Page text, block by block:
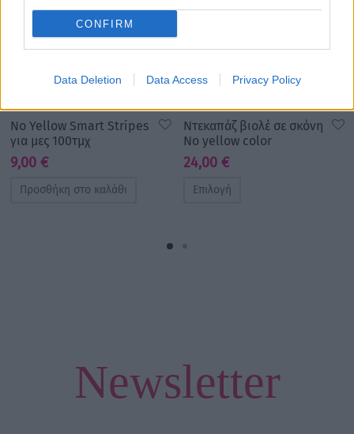
CONFIRM
Data Deletion Data Access Privacy Policy
No Yellow Smart Stripes
για μες 100τμχ
9,00 €
Προσθήκη στο καλάθι
Ντεκαπάζ βιολέ σε σκόνη
No yellow color
24,00 €
Επιλογή
Newsletter